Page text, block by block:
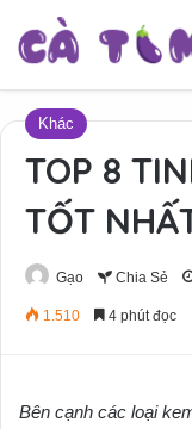
Khác
TOP 8
TỐT
Gạo Chia Sẻ
1.510 4 phút đọc
Bên cạnh các loại